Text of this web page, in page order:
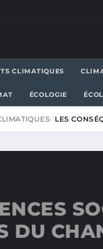
CLIMATIQUES
ÉCOLOGIE
LES
DU